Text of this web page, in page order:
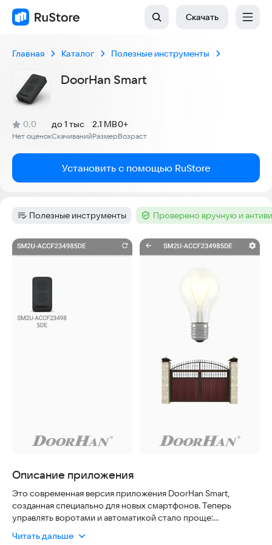
Скачать
Главная Каталог Полезные инструменты
DoorHan Smart
Рейтинг:
0,0
(
Нет оценок
)
Скачиваний
до 1 тыс
Размер
2.1 MB
Возраст
0+
Установить с помощью RuStore
Категория:
Полезные инструменты Тег :Проверено вручную и
Скриншоты
Описание приложения
Это современная версия приложения DoorHan Smart,
созданная специально для новых смартфонов. Теперь
управлять воротами и автоматикой стало проще:
настроить Wi-Fi соединение. Благодаря этому вы сможете
Читать дальше